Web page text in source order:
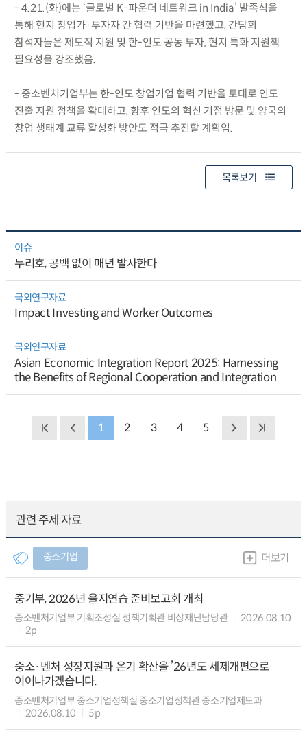
- 4.21.(화)에는 ‘글로벌 K-파운더 네트워크 in India’ 발족식을
통해 현지 창업가·투자자 간 협력 기반을 마련했고, 간담회
참석자들은 제도적 지원 및 한-인도 공동 투자, 현지 특화 지원책
필요성을 강조했음.
- 중소벤처기업부는 한-인도 창업기업 협력 기반을 토대로 인도
진출 지원 정책을 확대하고, 향후 인도의 혁신 거점 방문 및 양국의
창업 생태계 교류 활성화 방안도 적극 추진할 계획임.
목록보기
이슈
누리호, 공백 없이 매년 발사한다
국외연구자료
Impact Investing and Worker Outcomes
국외연구자료
Asian Economic Integration Report 2025: Harnessing
the Benefits of Regional Cooperation and Integration
1 2 3 4 5
관련 주제 자료
중소기업 더보기
중기부, 2026년 을지연습 준비보고회 개최
중소벤처기업부 기획조정실 정책기획관 비상재난담당관
2026.08.10
2p
중소·벤처 성장지원과 온기 확산을 ’26년도 세제개편으로
이어나가겠습니다.
중소벤처기업부 중소기업정책실 중소기업정책관 중소기업제도과
2026.08.10
5p